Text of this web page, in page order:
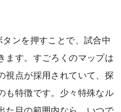
ンを押すことで、試合中
ます。すごろくのマップは
視点が採用されていて、探
も特徴です。少々特殊なル